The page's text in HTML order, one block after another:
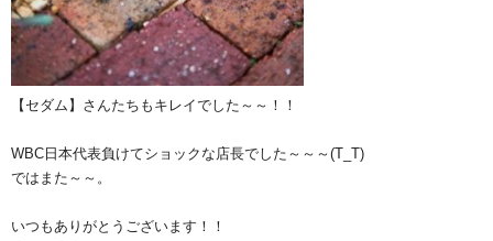
【セダム】さんたちもキレイでした～～！！
WBC日本代表負けてショックな店長でした～～～(T_T)
ではまた～～。
いつもありがとうございます！！